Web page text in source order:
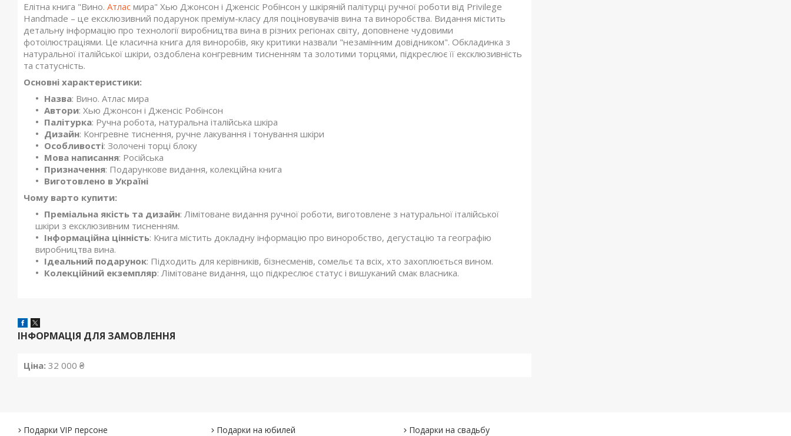
Елітна книга "Вино. Атлас мира" Хью Джонсон і Дженсіс Робінсон у шкіряній палітурці ручної роботи від Privilege
Handmade – це ексклюзивний подарунок преміум-класу для поціновувачів вина та виноробства. Видання містить
детальну інформацію про технології виробництва вина в різних регіонах світу, доповнене чудовими
фотоілюстраціями. Це класична книга для виноробів, яку критики назвали "незамінним довідником". Обкладинка з
натуральної італійської шкіри, оздоблена конгревним тисненням та золотими торцями, підкреслює її ексклюзивність
та статусність.
Основні характеристики:
Назва: Вино. Атлас мира
Автори: Хью Джонсон і Дженсіс Робінсон
Палітурка: Ручна робота, натуральна італійська шкіра
Дизайн: Конгревне тиснення, ручне лакування і тонування шкіри
Особливості: Золочені торці блоку
Мова написання: Російська
Призначення: Подарункове видання, колекційна книга
Виготовлено в Україні
Чому варто купити:
Преміальна якість та дизайн: Лімітоване видання ручної роботи, виготовлене з натуральної італійської
шкіри з ексклюзивним тисненням.
Інформаційна цінність: Книга містить докладну інформацію про виноробство, дегустацію та географію
виробництва вина.
Ідеальний подарунок: Підходить для керівників, бізнесменів, сомельє та всіх, хто захоплюється вином.
Колекційний екземпляр: Лімітоване видання, що підкреслює статус і вишуканий смак власника.
ІНФОРМАЦІЯ ДЛЯ ЗАМОВЛЕННЯ
Ціна: 32 000 ₴
Подарки VIP персоне Подарки на юбилей Подарки на свадьбу